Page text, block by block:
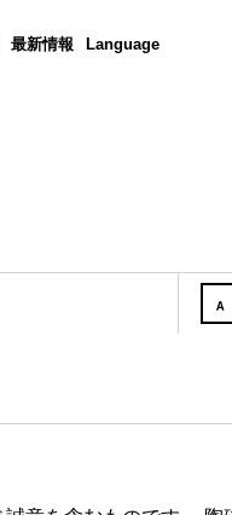
最新情報 Language